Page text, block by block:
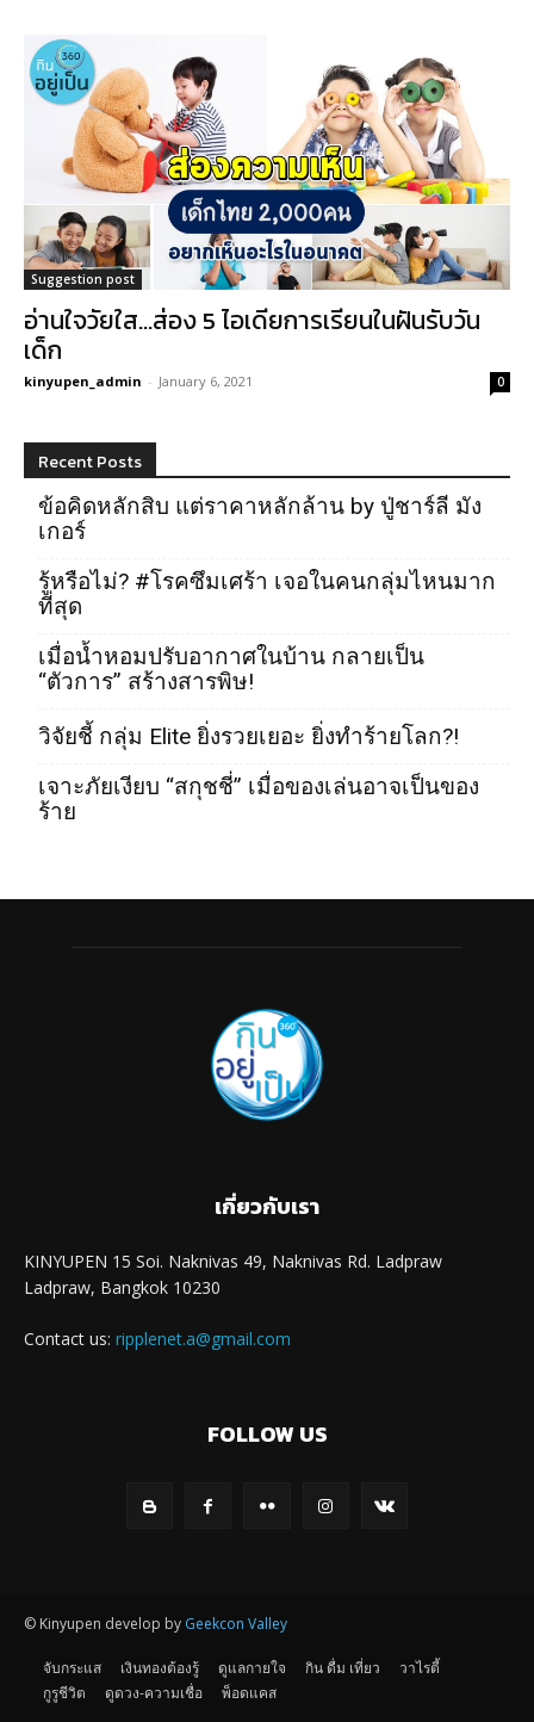
Suggestion post
อ่านใจวัยใส…ส่อง 5 ไอเดียการเรียนในฝันรับวัน
เด็ก
kinyupen_admin - January 6, 2021 0
Recent Posts
ข้อคิดหลักสิบ แต่ราคาหลักล้าน by ปู่ชาร์ลี มัง
เกอร์
รู้หรือไม่? #โรคซึมเศร้า เจอในคนกลุ่มไหนมาก
ที่สุด
เมื่อน้ำหอมปรับอากาศในบ้าน กลายเป็น
“ตัวการ” สร้างสารพิษ!
วิจัยชี้ กลุ่ม Elite ยิ่งรวยเยอะ ยิ่งทำร้ายโลก?!
เจาะภัยเงียบ “สกุชชี่” เมื่อของเล่นอาจเป็นของ
ร้าย
เกี่ยวกับเรา
KINYUPEN 15 Soi. Naknivas 49, Naknivas Rd. Ladpraw
Ladpraw, Bangkok 10230
Contact us: ripplenet.a@gmail.com
FOLLOW US
© Kinyupen develop by Geekcon Valley
จับกระแส เงินทองต้องรู้ ดูแลกายใจ กิน ดื่ม เที่ยว
วาไรตี้
กูรูชีวิต
ดูดวง-ความเชื่อ พ็อดแคส